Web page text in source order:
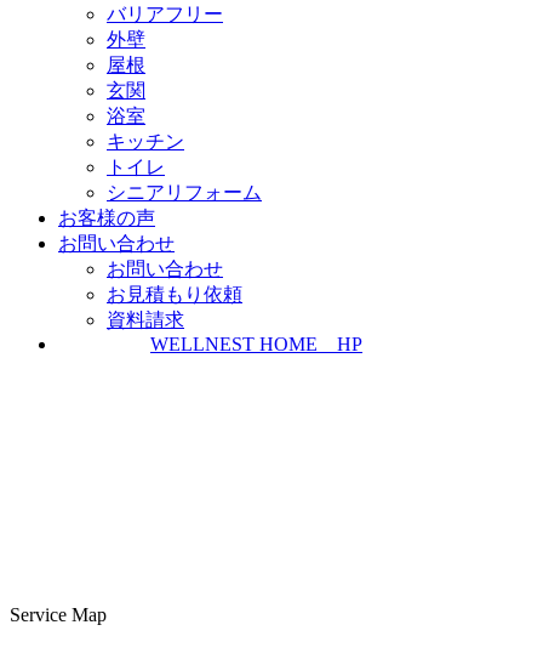
バリアフリー
外壁
屋根
玄関
浴室
キッチン
トイレ
シニアリフォーム
お客様の声
お問い合わせ
お問い合わせ
お見積もり依頼
資料請求
WELLNEST HOME HP
Service Map